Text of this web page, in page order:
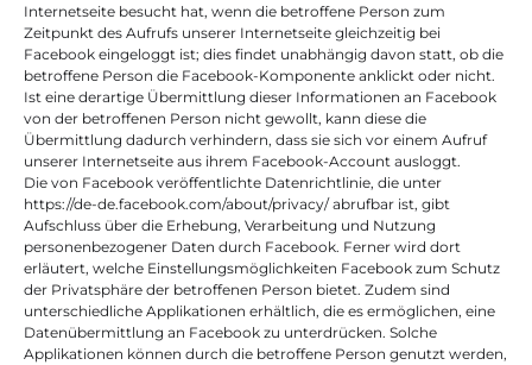
Internetseite besucht hat, wenn die betroffene Person zum
Zeitpunkt des Aufrufs unserer Internetseite gleichzeitig bei
Facebook eingeloggt ist; dies findet unabhängig davon statt, ob die
betroffene Person die Facebook-Komponente anklickt oder nicht.
Ist eine derartige Übermittlung dieser Informationen an Facebook
von der betroffenen Person nicht gewollt, kann diese die
Übermittlung dadurch verhindern, dass sie sich vor einem Aufruf
unserer Internetseite aus ihrem Facebook-Account ausloggt.
Die von Facebook veröffentlichte Datenrichtlinie, die unter
https://de-de.facebook.com/about/privacy/ abrufbar ist, gibt
Aufschluss über die Erhebung, Verarbeitung und Nutzung
personenbezogener Daten durch Facebook. Ferner wird dort
erläutert, welche Einstellungsmöglichkeiten Facebook zum Schutz
der Privatsphäre der betroffenen Person bietet. Zudem sind
unterschiedliche Applikationen erhältlich, die es ermöglichen, eine
Datenübermittlung an Facebook zu unterdrücken. Solche
Applikationen können durch die betroffene Person genutzt werden,